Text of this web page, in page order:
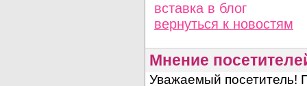
вставка в блог
вернуться к новостям
Мнение